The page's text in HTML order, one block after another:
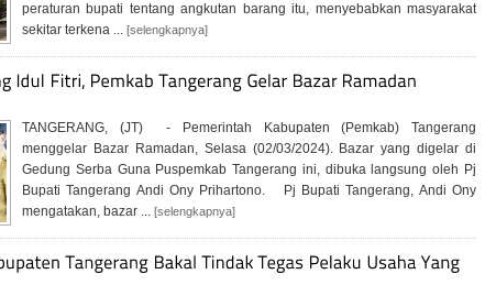
peraturan bupati tentang angkutan barang itu, menyebabkan masyarakat
sekitar terkena ... [selengkapnya]
TANGERANG, (JT) - Pemerintah Kabupaten (Pemkab) Tangerang
menggelar Bazar Ramadan, Selasa (02/03/2024). Bazar yang digelar di
Gedung Serba Guna Puspemkab Tangerang ini, dibuka langsung oleh Pj
Bupati Tangerang Andi Ony Prihartono. Pj Bupati Tangerang, Andi Ony
mengatakan, bazar ... [selengkapnya]